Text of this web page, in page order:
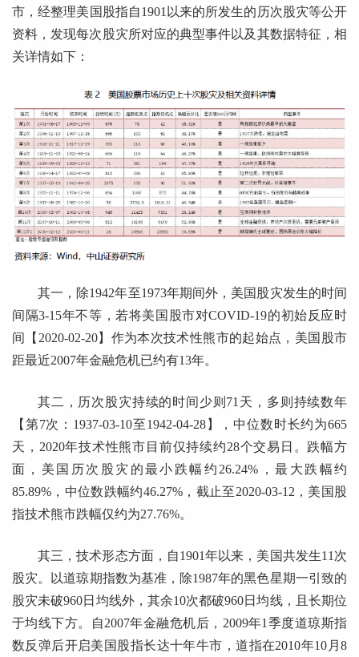
市，经整理美国股指自1901以来的所发生的历次股灾等公开
资料，发现每次股灾所对应的典型事件以及其数据特征，相
关详情如下：
其一，除1942年至1973年期间外，美国股灾发生的时间
间隔3-15年不等，若将美国股市对COVID-19的初始反应时
间【2020-02-20】作为本次技术性熊市的起始点，美国股市
距最近2007年金融危机已约有13年。
其二，历次股灾持续的时间少则71天，多则持续数年
【第7次：1937-03-10至1942-04-28】，中位数时长约为665
天，2020年技术性熊市目前仅持续约28个交易日。跌幅方
面，美国历次股灾的最小跌幅约26.24%，最大跌幅约
85.89%，中位数跌幅约46.27%，截止至2020-03-12，美国股
指技术熊市跌幅仅约为27.76%。
其三，技术形态方面，自1901年以来，美国共发生11次
股灾。以道琼期指数为基准，除1987年的黑色星期一引致的
股灾未破960日均线外，其余10次都破960日均线，且长期位
于均线下方。自2007年金融危机后，2009年1季度道琼斯指
数反弹后开启美国股指长达十年牛市，道指在2010年10月8